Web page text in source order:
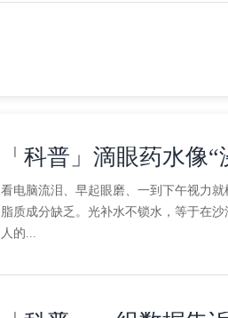
「科普」滴眼药水像
看电脑流泪、早起眼磨、一到下午视力
脂质成分缺乏。光补水不锁水，等于在
人的...